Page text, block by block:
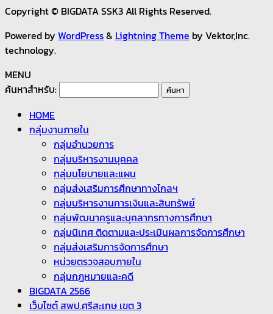
Copyright © BIGDATA SSK3 All Rights Reserved.
Powered by WordPress& Lightning Theme by Vektor,Inc.
technology.
MENU
ค้นหาสำหรับ:
HOME
กลุ่มงานภายใน
กลุ่มอำนวยการ
กลุ่มบริหารงานบุคคล
กลุ่มนโยบายและแผน
กลุ่มส่งเสริมการศึกษาทางไกลฯ
กลุ่มบริหารงานการเงินและสินทรัพย์
กลุ่มพัฒนาครูและบุคลากรทางการศึกษา
กลุ่มนิเทศ ติดตามและประเมินผลการจัดการศึกษา
กลุ่มส่งเสริมการจัดการศึกษา
หน่วยตรวจสอบภายใน
กลุ่มกฏหมายและคดี
BIGDATA 2566
เว็บไซต์ สพป.ศรีสะเกษ เขต 3